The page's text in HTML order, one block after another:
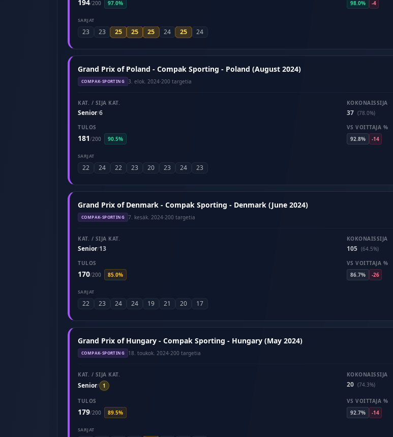
194/200 97.0%
98.0%
-4
SARJAT
23 23 25 25 25 24 25 24
Grand Prix of Poland - Compak Sporting - Poland (August 2024)
COMPAK-SPORTING 3. elok. 2024·200 targetia
KAT. / SIJA KAT.
Senior/6
KOKONAISSIJA
37 (78.0%)
TULOS
181/200 90.5%
VS VOITTAJA %
92.8%
-14
SARJAT
22 24 22 23 20 23 24 23
Grand Prix of Denmark - Compak Sporting - Denmark (June 2024)
COMPAK-SPORTING 7. kesäk. 2024·200 targetia
KAT. / SIJA KAT.
Senior/13
KOKONAISSIJA
105 (64.5%)
TULOS
170/200 85.0%
VS VOITTAJA %
86.7%
-26
SARJAT
22 23 24 24 19 21 20 17
Grand Prix of Hungary - Compak Sporting - Hungary (May 2024)
COMPAK-SPORTING 18. toukok. 2024·200 targetia
KAT. / SIJA KAT.
Senior/ 1
KOKONAISSIJA
20 (74.3%)
TULOS
179/200 89.5%
VS VOITTAJA %
92.7%
-14
SARJAT